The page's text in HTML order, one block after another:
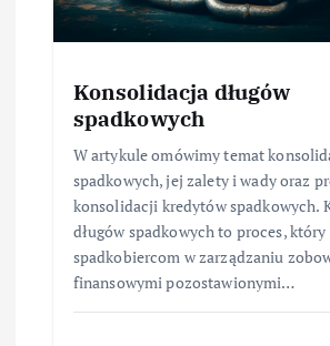
Konsolidacja długów
spadkowych
W artykule omówimy temat
spadkowych, jej zalety i wady oraz
konsolidacji kredytów spadkowych.
długów spadkowych to proces,
spadkobiercom w zarządzaniu
finansowymi pozostawionymi…